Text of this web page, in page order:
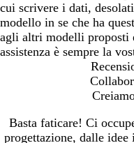
cui scrivere i dati,
modello in se che ha
agli altri modelli proposti
assistenza è sempre la
Basta faticare! Ci
progettazione, dalle